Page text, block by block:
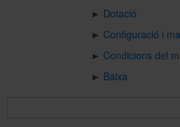
Directori
► Dotació
► Configuració i
► Condicions del
► Baixa